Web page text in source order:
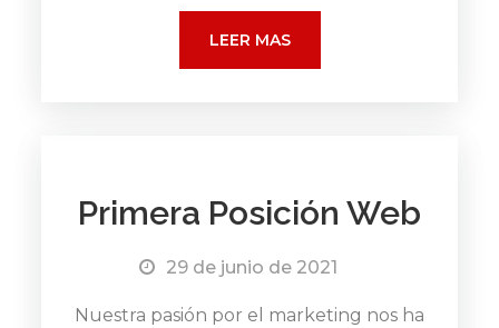
LEER MAS
Primera Posición Web
29 de junio de 2021
Nuestra pasión por el marketing nos ha